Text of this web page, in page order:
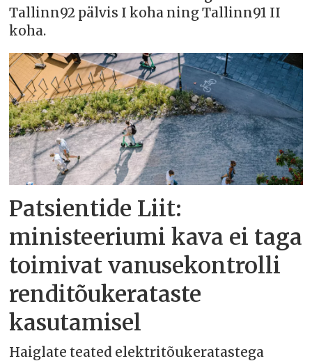
Tallinn92 pälvis I koha ning Tallinn91 II
koha.
Patsientide Liit:
ministeeriumi kava ei taga
toimivat vanusekontrolli
renditõukerataste
kasutamisel
Haiglate teated elektritõukeratastega